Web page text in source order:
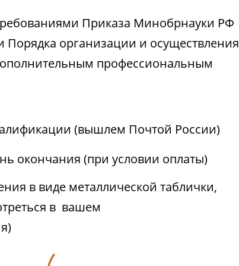
Приказа Минобрнауки РФ
Порядка организации и осуществления
профессиональным
(вышлем Почтой России)
окончания (при условии оплаты)
в виде металлической таблички,
в вашем